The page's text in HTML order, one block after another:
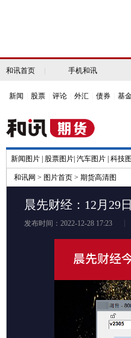
和讯首页 手机和讯
新闻 股票 评论 外汇 债券 基
新闻图片 股票图片 汽车图片 科技
和讯网 > 图片首页 > 期货高清图
晨先财经：12月29
发布时间：2022-12-28 17:23